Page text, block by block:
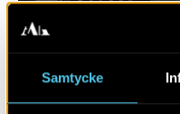
Samtycke